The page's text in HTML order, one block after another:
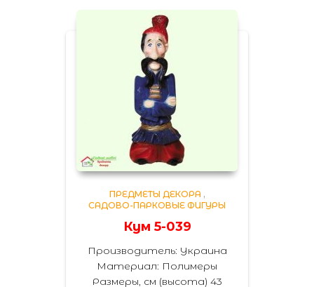
ПРЕДМЕТЫ ДЕКОРА ,
САДОВО-ПАРКОВЫЕ ФИГУРЫ
Кум 5-039
Производитель: Украина
Материал: Полимеры
Размеры, см (высота) 43